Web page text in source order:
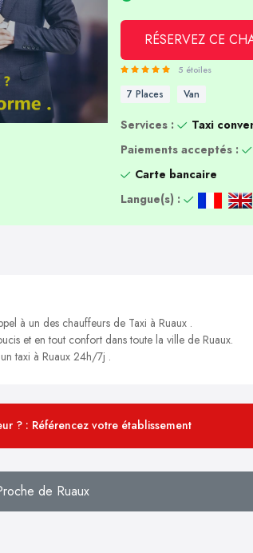
RÉSERVEZ CE
5 étoiles
7 Places Van
Services :
Taxi
Paiements acceptés :
Carte bancaire
Langue(s) :
à un des chauffeurs de Taxi à Ruaux .
et en tout confort dans toute la ville de Ruaux.
taxi à Ruaux 24h/7j .
? : Référencez votre établissement
de Ruaux